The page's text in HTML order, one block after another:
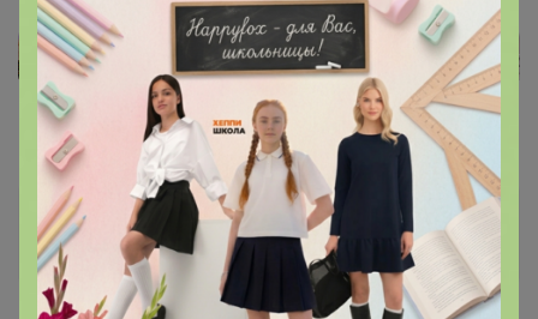
Атлантика
Бронзовый организатор